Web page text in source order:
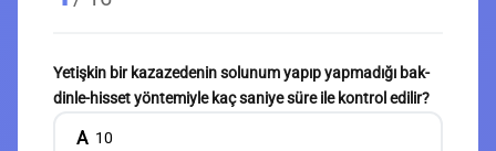
Yetişkin bir kazazedenin solunum yapıp yapmadığı bak-
dinle-hisset yöntemiyle kaç saniye süre ile kontrol edilir?
A 10